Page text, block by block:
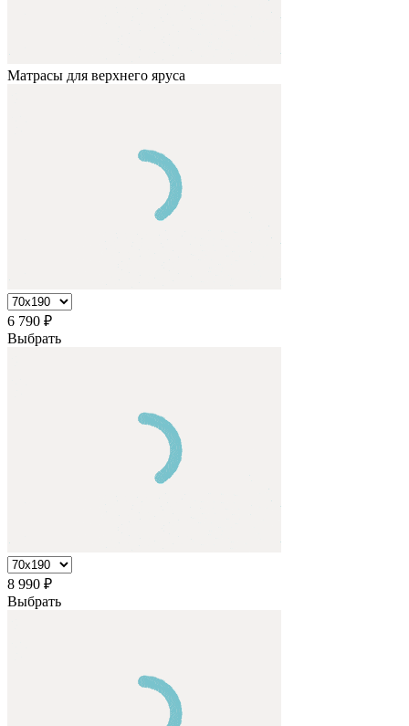
Матрасы для верхнего яруса
6 790 ₽
Выбрать
8 990 ₽
Выбрать